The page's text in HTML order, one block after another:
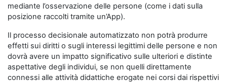
mediante l’osservazione delle persone (come i dati sulla
posizione raccolti tramite un’App).
Il processo decisionale automatizzato non potrà produrre
effetti sui diritti o sugli interessi legittimi delle persone e non
dovrà avere un impatto significativo sulle ulteriori e distinte
aspettative degli individui, se non quelli direttamente
connessi alle attività didattiche erogate nei corsi dai rispettivi